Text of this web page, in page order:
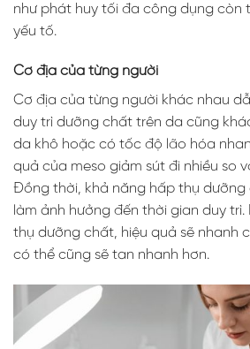
như phát huy tối đa công dụng còn
yếu tố.
Cơ địa của từng người
Cơ địa của từng người khác nhau
duy trì dưỡng chất trên da cũng
da khô hoặc có tốc độ lão hóa
quả của meso giảm sút đi nhiều so
Đồng thời, khả năng hấp thụ
làm ảnh hưởng đến thời gian duy
thụ dưỡng chất, hiệu quả sẽ nhanh
có thể cũng sẽ tan nhanh hơn.